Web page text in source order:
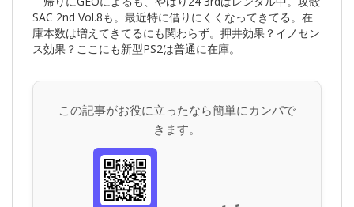
SAC 2nd Vol.8も。最近特に借りにくくなってきてる。在
庫本数は増えてきてるにも関わらず。押井効果？イノセン
ス効果？ここにも新型PS2は普通に在庫。
この記事がお役に立ったなら簡単にカンパで
きます。